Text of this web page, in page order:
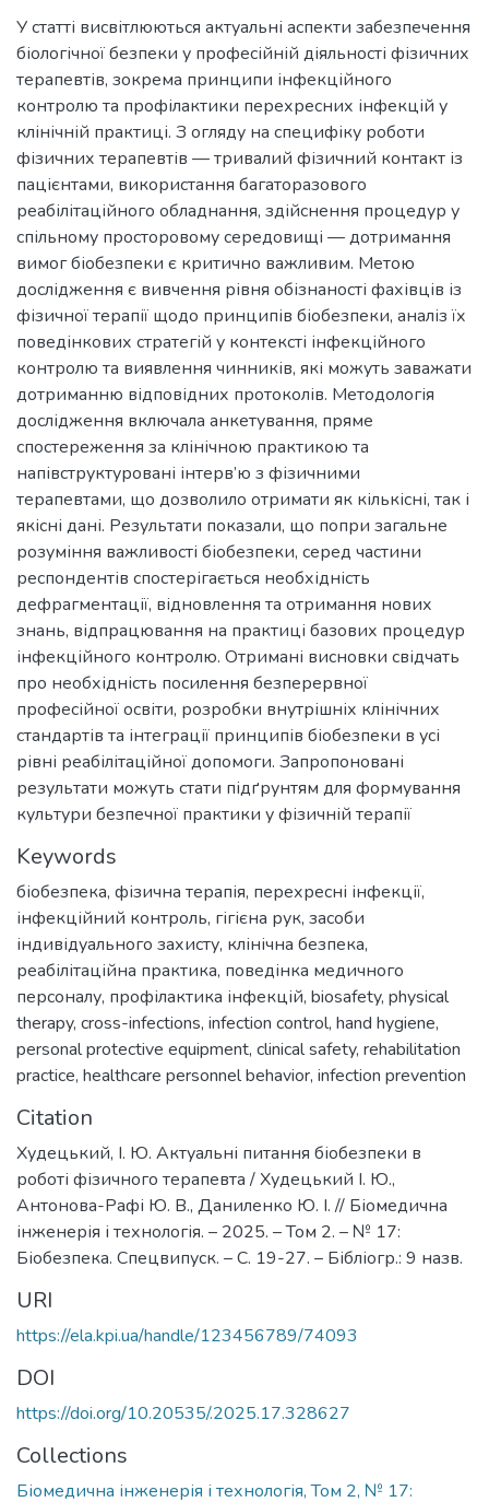
У статті висвітлюються актуальні аспекти забезпечення
біологічної безпеки у професійній діяльності фізичних
терапевтів, зокрема принципи інфекційного
контролю та профілактики перехресних інфекцій у
клінічній практиці. З огляду на специфіку роботи
фізичних терапевтів — тривалий фізичний контакт із
пацієнтами, використання багаторазового
реабілітаційного обладнання, здійснення процедур у
спільному просторовому середовищі — дотримання
вимог біобезпеки є критично важливим. Метою
дослідження є вивчення рівня обізнаності фахівців із
фізичної терапії щодо принципів біобезпеки, аналіз їх
поведінкових стратегій у контексті інфекційного
контролю та виявлення чинників, які можуть заважати
дотриманню відповідних протоколів. Методологія
дослідження включала анкетування, пряме
спостереження за клінічною практикою та
напівструктуровані інтерв’ю з фізичними
терапевтами, що дозволило отримати як кількісні, так і
якісні дані. Результати показали, що попри загальне
розуміння важливості біобезпеки, серед частини
респондентів спостерігається необхідність
дефрагментації, відновлення та отримання нових
знань, відпрацювання на практиці базових процедур
інфекційного контролю. Отримані висновки свідчать
про необхідність посилення безперервної
професійної освіти, розробки внутрішніх клінічних
стандартів та інтеграції принципів біобезпеки в усі
рівні реабілітаційної допомоги. Запропоновані
результати можуть стати підґрунтям для формування
культури безпечної практики у фізичній терапії
Keywords
біобезпека, фізична терапія, перехресні інфекції,
інфекційний контроль, гігієна рук, засоби
індивідуального захисту, клінічна безпека,
реабілітаційна практика, поведінка медичного
персоналу, профілактика інфекцій, biosafety, physical
therapy, cross-infections, infection control, hand hygiene,
personal protective equipment, clinical safety, rehabilitation
practice, healthcare personnel behavior, infection prevention
Citation
Худецький, І. Ю. Актуальні питання біобезпеки в
роботі фізичного терапевта / Худецький І. Ю.,
Антонова-Рафі Ю. В., Даниленко Ю. І. // Біомедична
інженерія і технологія. – 2025. – Том 2. – № 17:
Біобезпека. Спецвипуск. – С. 19-27. – Бібліогр.: 9 назв.
URI
https://ela.kpi.ua/handle/123456789/74093
DOI
https://doi.org/10.20535/.2025.17.328627
Collections
Біомедична інженерія і технологія, Том 2, № 17: